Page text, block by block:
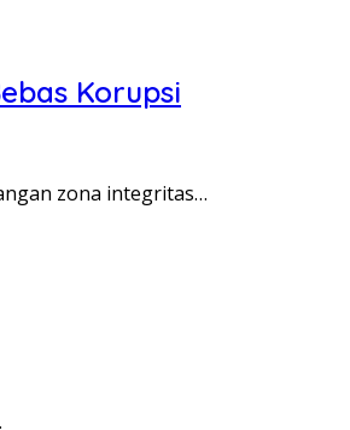
Korupsi
zona integritas…